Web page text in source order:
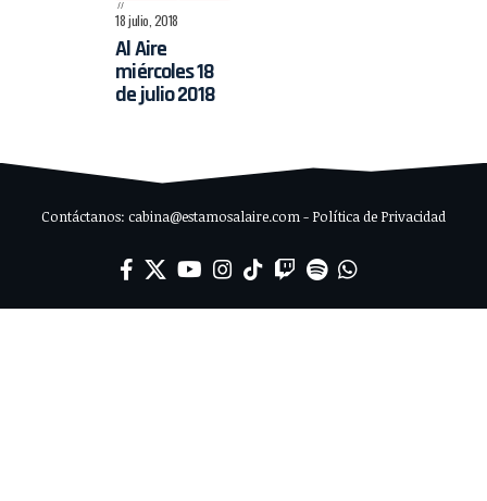
18 julio, 2018
Al Aire
miércoles 18
de julio 2018
Contáctanos: cabina@estamosalaire.com - Política de Privacidad